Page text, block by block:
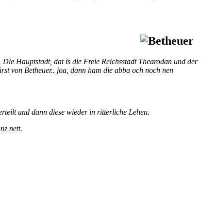
Hauptstadt, dat is die Freie Reichsstadt Thearodan und der
von Betheuer.. joa, dann ham die abba och noch nen
und dann diese wieder in ritterliche Lehen.
nett.